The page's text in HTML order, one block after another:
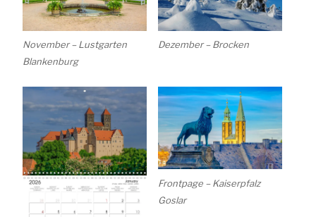
November – Lustgarten
Blankenburg
Dezember – Brocken
Frontpage – Kaiserpfalz
Goslar